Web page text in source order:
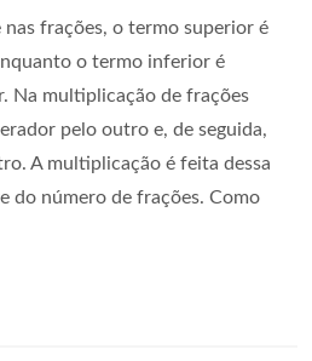
frações, o termo superior é
o termo inferior é
Na multiplicação de frações
pelo outro e, de seguida,
A multiplicação é feita dessa
do número de frações. Como